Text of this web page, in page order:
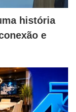
história
e